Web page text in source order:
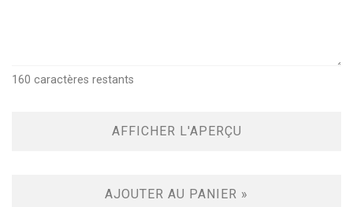
160 caractères restants
AFFICHER L'APERÇU
AJOUTER AU PANIER »